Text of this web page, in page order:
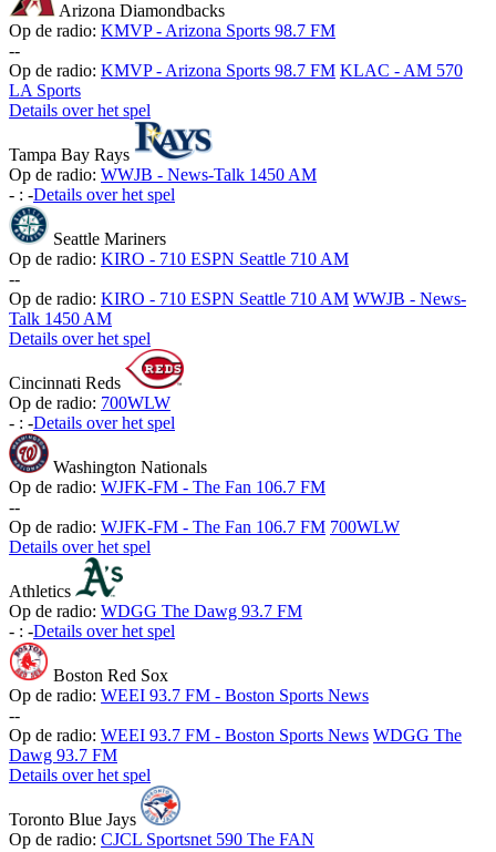
Arizona Diamondbacks
Op de radio: KMVP - Arizona Sports 98.7 FM
--
Op de radio: KMVP - Arizona Sports 98.7 FM KLAC - AM 570
LA Sports
Details over het spel
Tampa Bay Rays
Op de radio: WWJB - News-Talk 1450 AM
- : -Details over het spel
Seattle Mariners
Op de radio: KIRO - 710 ESPN Seattle 710 AM
--
Op de radio: KIRO - 710 ESPN Seattle 710 AM WWJB - News-
Talk 1450 AM
Details over het spel
Cincinnati Reds
Op de radio: 700WLW
- : -Details over het spel
Washington Nationals
Op de radio: WJFK-FM - The Fan 106.7 FM
--
Op de radio: WJFK-FM - The Fan 106.7 FM 700WLW
Details over het spel
Athletics
Op de radio: WDGG The Dawg 93.7 FM
- : -Details over het spel
Boston Red Sox
Op de radio: WEEI 93.7 FM - Boston Sports News
--
Op de radio: WEEI 93.7 FM - Boston Sports News WDGG The
Dawg 93.7 FM
Details over het spel
Toronto Blue Jays
Op de radio: CJCL Sportsnet 590 The FAN